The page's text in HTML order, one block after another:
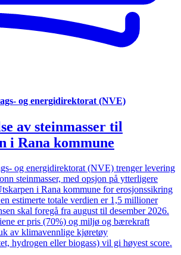
og energidirektorat (NVE)
av steinmasser til
i Rana kommune
og energidirektorat (NVE) trenger levering
steinmasser, med opsjon på ytterligere
i Rana kommune for erosjonssikring
estimerte totale verdien er 1,5 millioner
skal foregå fra august til desember 2026.
er pris (70%) og miljø og bærekraft
av klimavennlige kjøretøy
hydrogen eller biogass) vil gi høyest score.